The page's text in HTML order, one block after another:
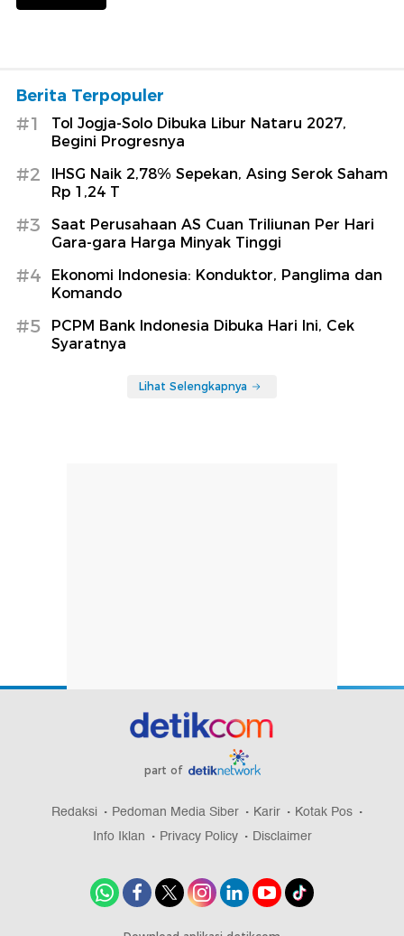
Berita Terpopuler
#1
Tol Jogja-Solo Dibuka Libur Nataru 2027,
Begini Progresnya
#2
IHSG Naik 2,78% Sepekan, Asing Serok Saham
Rp 1,24 T
#3
Saat Perusahaan AS Cuan Triliunan Per Hari
Gara-gara Harga Minyak Tinggi
#4
Ekonomi Indonesia: Konduktor, Panglima dan
Komando
#5
PCPM Bank Indonesia Dibuka Hari Ini, Cek
Syaratnya
Lihat Selengkapnya
part of
Redaksi Pedoman Media Siber Karir
Kotak Pos
Info Iklan
Privacy Policy Disclaimer